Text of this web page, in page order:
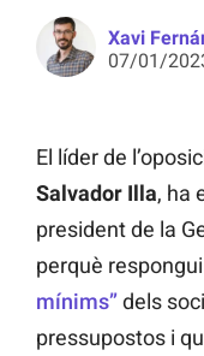
Xavi
07/01/
El líder de
Salvador Illa, ha
president de la
perquè
mínims”dels
pressupostos i